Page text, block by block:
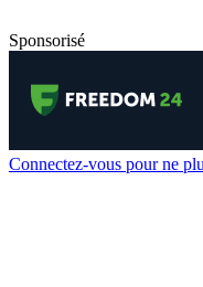
Sponsorisé
Connectez-vous pour ne